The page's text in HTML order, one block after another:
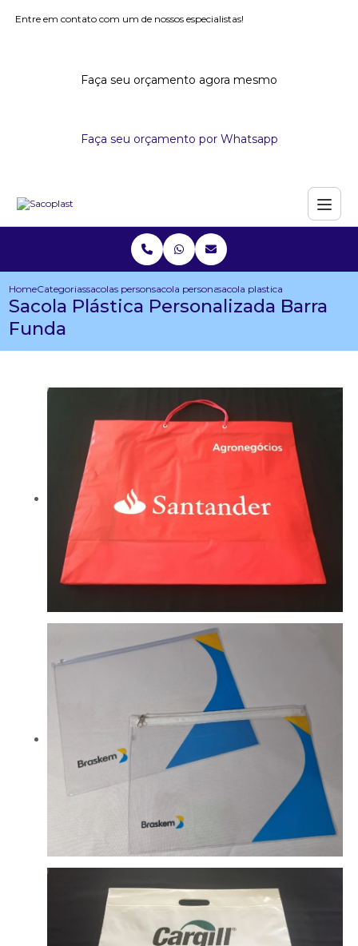
Entre em contato com um de nossos especialistas!
Faça seu orçamento agora mesmo
Faça seu orçamento por Whatsapp
HomeCategoriassacolas personalizadassacola personalizada com logosacola plastica personalizada
Sacola Plástica Personalizada Barra
Funda